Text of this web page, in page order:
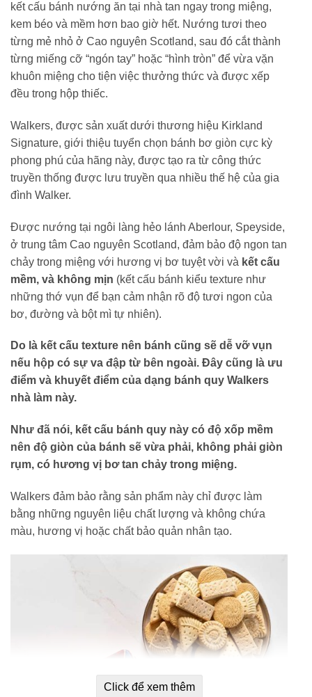
kết cấu bánh nướng ăn tại nhà tan ngay trong miệng,
kem béo và mềm hơn bao giờ hết. Nướng tươi theo
từng mẻ nhỏ ở Cao nguyên Scotland, sau đó cắt thành
từng miếng cỡ “ngón tay” hoặc “hình tròn” để vừa vặn
khuôn miệng cho tiện việc thưởng thức và được xếp
đều trong hộp thiếc.
Walkers, được sản xuất dưới thương hiệu Kirkland
Signature, giới thiệu tuyển chọn bánh bơ giòn cực kỳ
phong phú của hãng này, được tạo ra từ công thức
truyền thống được lưu truyền qua nhiều thế hệ của gia
đình Walker.
Được nướng tại ngôi làng hẻo lánh Aberlour, Speyside,
ở trung tâm Cao nguyên Scotland, đảm bảo độ ngon tan
chảy trong miệng với hương vị bơ tuyệt vời và kết cấu
mềm, và không mịn (kết cấu bánh kiểu texture như
những thớ vụn để bạn cảm nhận rõ độ tươi ngon của
bơ, đường và bột mì tự nhiên).
Do là kết cấu texture nên bánh cũng sẽ dễ vỡ vụn
nếu hộp có sự va đập từ bên ngoài. Đây cũng là ưu
điểm và khuyết điểm của dạng bánh quy Walkers
nhà làm này.
Như đã nói, kết cấu bánh quy này có độ xốp mềm
nên độ giòn của bánh sẽ vừa phải, không phải giòn
rụm, có hương vị bơ tan chảy trong miệng.
Walkers đảm bảo rằng sản phẩm này chỉ được làm
bằng những nguyên liệu chất lượng và không chứa
màu, hương vị hoặc chất bảo quản nhân tạo.
Click để xem thêm